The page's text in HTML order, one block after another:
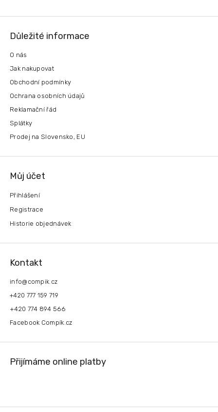
Důležité informace
O nás
Jak nakupovat
Obchodní podmínky
Ochrana osobních údajů
Reklamační řád
Splátky
Prodej na Slovensko, EU
Můj účet
Přihlášení
Registrace
Historie objednávek
Kontakt
info@ compik.cz
+420 777 159 719
+420 774 894 566
Facebook Compík.cz
Přijímáme online platby